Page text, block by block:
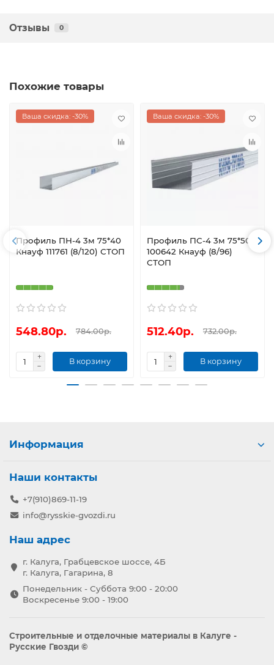
Отзывы 0
Похожие товары
Ваша скидка: -30%
Профиль ПН-4 3м 75*40
Кнауф 111761 (8/120) СТОП
548.80р. 784.00р.
В корзину
Ваша скидка: -30%
Профиль ПС-4 3м 75*50
100642 Кнауф (8/96)
СТОП
512.40р. 732.00р.
В корзину
Информация
Наши контакты
+7(910)869-11-19
info@rysskie-gvozdi.ru
Наш адрес
г. Калуга, Грабцевское шоссе, 4Б
г. Калуга, Гагарина, 8
Понедельник - Суббота 9:00 - 20:00
Воскресенье 9:00 - 19:00
Строительные и отделочные материалы в Калуге -
Русские Гвозди ©